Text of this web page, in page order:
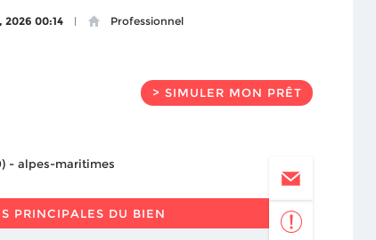
2026 00:14 Professionnel
> SIMULER MON PRÊT
PRINCIPALES DU BIEN